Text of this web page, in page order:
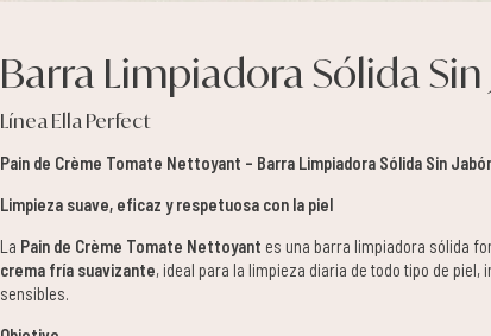
Barra Limpiadora Sólida Sin
Línea Ella Perfect
Pain de Crème Tomate Nettoyant – Barra Limpiadora Sólida Sin
Limpieza suave, eficaz y respetuosa con la piel
La Pain de Crème Tomate Nettoyant es una barra limpiadora sólida
crema fría suavizante, ideal para la limpieza diaria de todo tipo de piel,
sensibles.